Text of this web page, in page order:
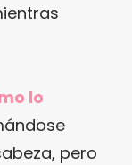
lo
pero